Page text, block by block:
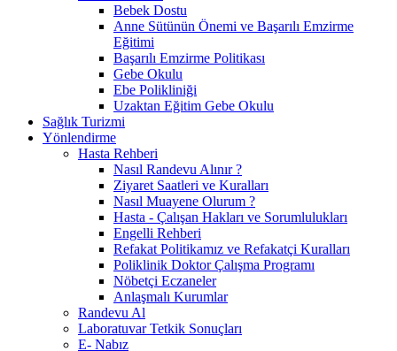
Bebek Dostu
Anne Sütünün Önemi ve Başarılı Emzirme
Eğitimi
Başarılı Emzirme Politikası
Gebe Okulu
Ebe Polikliniği
Uzaktan Eğitim Gebe Okulu
Sağlık Turizmi
Yönlendirme
Hasta Rehberi
Nasıl Randevu Alınır ?
Ziyaret Saatleri ve Kuralları
Nasıl Muayene Olurum ?
Hasta - Çalışan Hakları ve Sorumlulukları
Engelli Rehberi
Refakat Politikamız ve Refakatçi Kuralları
Poliklinik Doktor Çalışma Programı
Nöbetçi Eczaneler
Anlaşmalı Kurumlar
Randevu Al
Laboratuvar Tetkik Sonuçları
E- Nabız